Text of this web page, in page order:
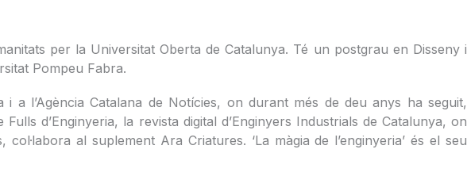
per la Universitat Oberta de Catalunya. Té un postgrau en Disseny i
Pompeu Fabra.
a l’Agència Catalana de Notícies, on durant més de deu anys ha seguit,
d’Enginyeria, la revista digital d’Enginyers Industrials de Catalunya, on
al suplement Ara Criatures. ‘La màgia de l’enginyeria’ és el seu